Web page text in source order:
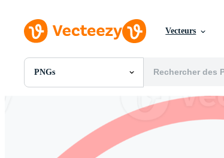
Vecteurs
PNGs
Toutes Images
Modèles